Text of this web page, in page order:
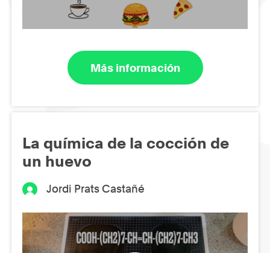
Más información
La química de la cocción de
un huevo
Jordi Prats Castañé